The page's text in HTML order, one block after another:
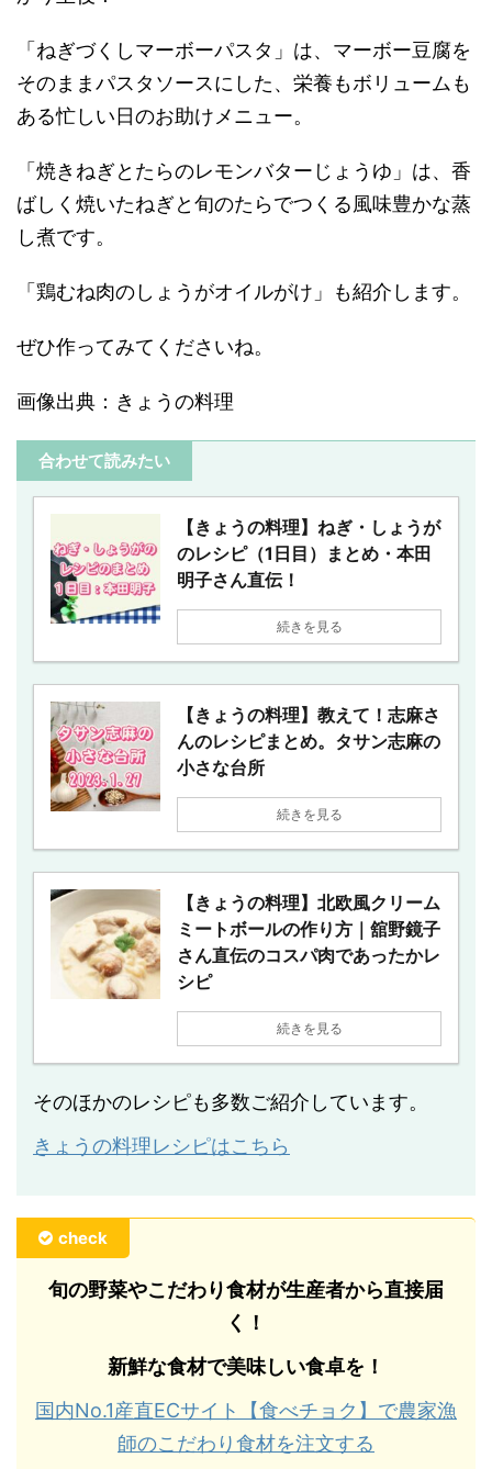
「ねぎづくしマーボーパスタ」は、マーボー豆腐を
そのままパスタソースにした、栄養もボリュームも
ある忙しい日のお助けメニュー。
「焼きねぎとたらのレモンバターじょうゆ」は、香
ばしく焼いたねぎと旬のたらでつくる風味豊かな蒸
し煮です。
「鶏むね肉のしょうがオイルがけ」も紹介します。
ぜひ作ってみてくださいね。
画像出典：きょうの料理
合わせて読みたい
【きょうの料理】ねぎ・しょうが
のレシピ（1日目）まとめ・本田
明子さん直伝！
続きを見る
【きょうの料理】教えて！志麻さ
んのレシピまとめ。タサン志麻の
小さな台所
続きを見る
【きょうの料理】北欧風クリーム
ミートボールの作り方｜舘野鏡子
さん直伝のコスパ肉であったかレ
シピ
続きを見る
そのほかのレシピも多数ご紹介しています。
きょうの料理レシピはこちら
check
旬の野菜やこだわり食材が生産者から直接届
く！
新鮮な食材で美味しい食卓を！
国内No.1産直ECサイト【食べチョク】で農家漁
師のこだわり食材を注文する